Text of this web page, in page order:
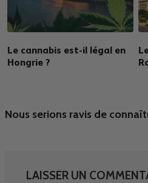
Le cannabis est-il légal en
Hongrie ?
Nous serions ravis de
LAISSER UN